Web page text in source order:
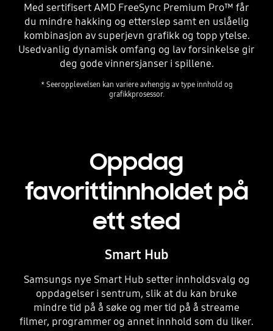
Med sertifisert AMD FreeSync Premium Pro™ får
du mindre hakking og etterslep samt en uslåelig
kombinasjon av superjevn grafikk og topp ytelse.
Usedvanlig dynamisk omfang og lav forsinkelse gir
deg gode vinnersjanser i spillene.
* Seeropplevelsen kan variere avhengig av type innhold og
grafikkprosessor.
Oppdag
favorittinnholdet på
ett sted
Smart Hub
Samsungs nye Smart Hub setter innholdsvalg og
oppdagelser i sentrum, slik at du kan bruke
mindre tid på å søke og mer tid på å streame
filmer, programmer og annet innhold som du liker.